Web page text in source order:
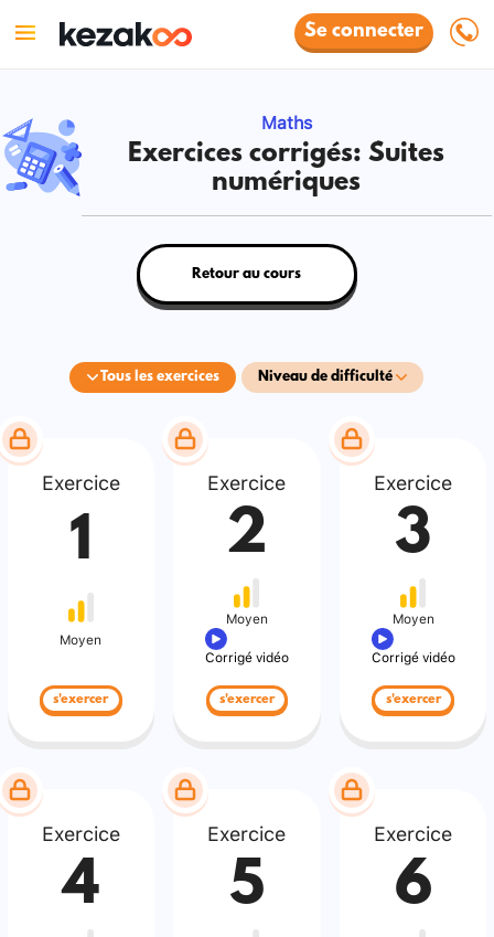
Se connecter
Maths
Exercices corrigés: Suites
numériques
Tous les exercices Niveau de difficulté
Retour au cours
Exercice
1
Moyen
s'exercer
Exercice
2
Moyen
Corrigé vidéo
s'exercer
Exercice
3
Moyen
Corrigé vidéo
s'exercer
Exercice
4
Exercice
5
Exercice
6